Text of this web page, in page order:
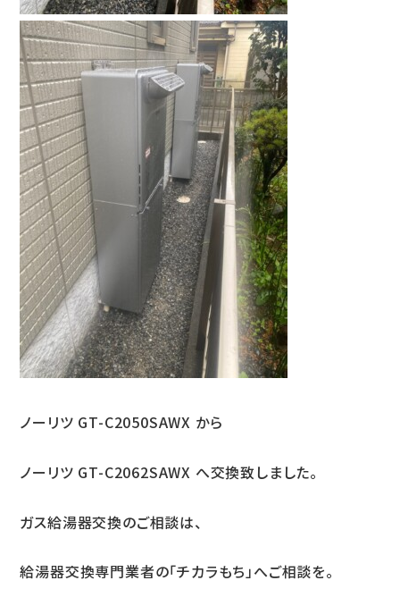
ノーリツ GT-C2050SAWX から
ノーリツ GT-C2062SAWX へ交換致しました。
ガス給湯器交換のご相談は、
給湯器交換専門業者の「チカラもち」へご相談を。